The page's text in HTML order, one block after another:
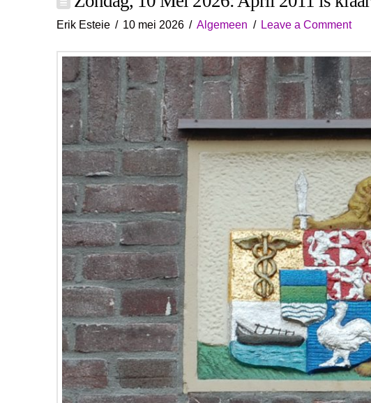
Erik Esteie 10 mei 2026 Algemeen Leave a Comment